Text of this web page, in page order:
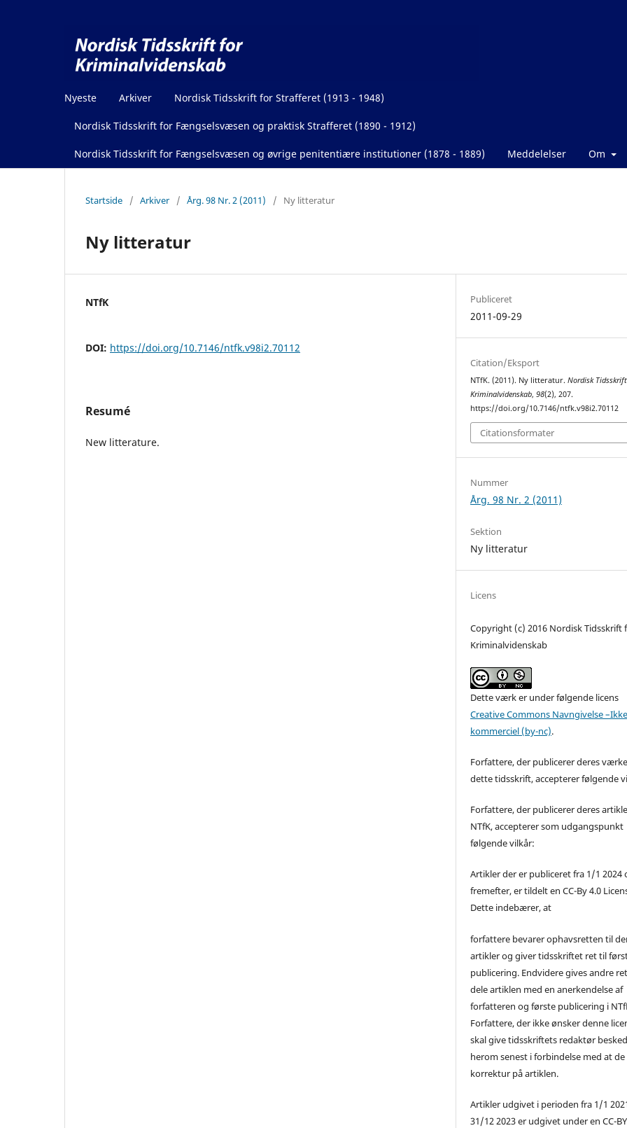
Nyeste Arkiver Nordisk Tidsskrift for Strafferet (1913 - 1948)
Nordisk Tidsskrift for Fængselsvæsen og praktisk Strafferet (1890 - 1912)
Nordisk Tidsskrift for Fængselsvæsen og øvrige penitentiære institutioner (1878 - 1889) Meddelelser Om
Startside / Arkiver / Årg. 98 Nr. 2 (2011) / Ny litteratur
Ny litteratur
NTfK
DOI: https://doi.org/10.7146/ntfk.v98i2.70112
Resumé
New litterature.
Publiceret
2011-09-29
Citation/Eksport
NTfK. (2011). Ny litteratur.Nordisk
Kriminalvidenskab,98(2), 207.
https://doi.org/10.7146/ntfk.v98i2.70112
Citationsformater
Nummer
Årg. 98 Nr. 2 (2011)
Sektion
Ny litteratur
Licens
Copyright (c) 2016 Nordisk Tidsskrift
Kriminalvidenskab
Dette værk er under følgende licens
Creative Commons Navngivelse
kommerciel (by-nc).
Forfattere, der publicerer deres
dette tidsskrift, accepterer følgende
Forfattere, der publicerer deres
NTfK, accepterer som udgangspunkt
følgende vilkår:
Artikler der er publiceret fra 1/1 2024
fremefter, er tildelt en CC-By 4.0
Dette indebærer, at
forfattere bevarer ophavsretten til
artikler og giver tidsskriftet ret til
publicering. Endvidere gives andre
dele artiklen med en anerkendelse af
forfatteren og første publicering i
Forfattere, der ikke ønsker denne
skal give tidsskriftets redaktør besked
herom senest i forbindelse med at
korrektur på artiklen.
Artikler udgivet i perioden fra 1/1
31/12 2023 er udgivet under en CC-